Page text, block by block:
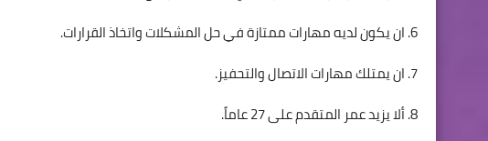
6. ان يكون لديه مهارات ممتازة في حل المشكلات واتخاذ القرارات.
7. ان يمتلك مهارات الاتصال والتحفيز.
8. ألا يزيد عمر المتقدم على 27 عاماً.